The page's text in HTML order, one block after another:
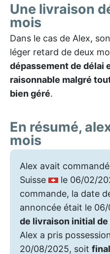
Une livraison
mois
Dans le cas de Alex,
léger retard de deux
dépassement de délai
raisonnable malgré
bien géré.
En résumé,
mois
Alex avait
Suisse
le 06/02/
commande, la date
annoncée était le
de livraison initial de
Alex a pris
20/08/2025, soit